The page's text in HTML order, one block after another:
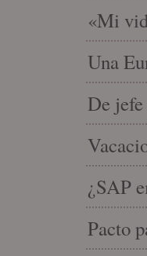
«Mi
Una
De
¿SAP
Pacto